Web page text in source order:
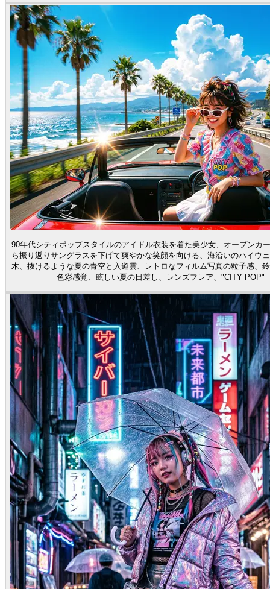
90年代シティポップスタイルのアイドル衣装を着た美少女、オープンカ
ら振り返りサングラスを下げて爽やかな笑顔を向ける、海沿いのハイウ
木、抜けるような夏の青空と入道雲、レトロなフィルム写真の粒子感、
色彩感覚、眩しい夏の日差し、レンズフレア、"CITY POP"